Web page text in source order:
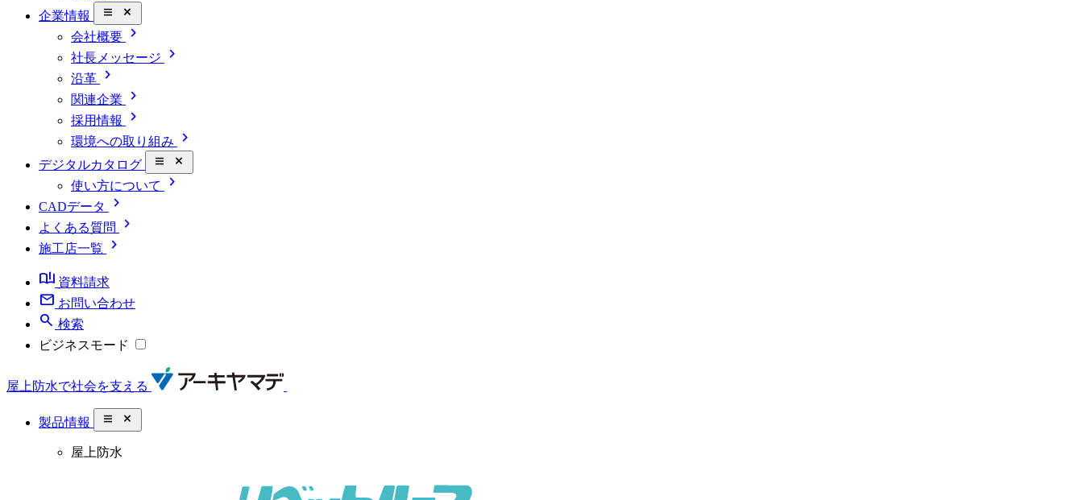
企業情報 close_small
会社概要 chevron_right
社長メッセージ chevron_right
沿革 chevron_right
関連企業 chevron_right
採用情報 chevron_right
環境への取り組み chevron_right
デジタルカタログ close_small
使い方について chevron_right
CADデータ chevron_right
よくある質問 chevron_right
施工店一覧
chevron_right
book_ribbon 資料請求
mail お問い合わせ
search 検索
ビジネスモード
屋上防水で社会を支える
製品情報 close_small
屋上防水